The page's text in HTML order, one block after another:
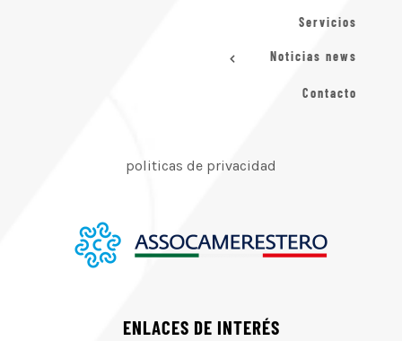
Servicios
Noticias news
Contacto
politicas de privacidad
ENLACES DE INTERÉS